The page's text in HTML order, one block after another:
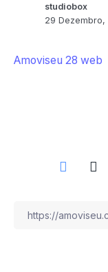
studiobox
29 Dezembro,
Amoviseu 28 web